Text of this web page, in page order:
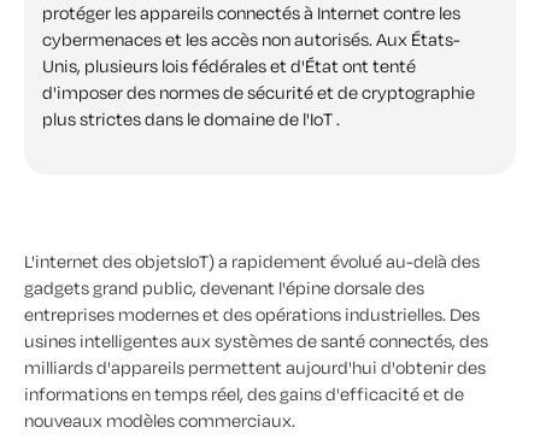
protéger les appareils connectés à Internet contre les
cybermenaces et les accès non autorisés. Aux États-
Unis, plusieurs lois fédérales et d'État ont tenté
d'imposer des normes de sécurité et de cryptographie
plus strictes dans le domaine de l'IoT .
L'internet des objetsIoT) a rapidement évolué au-delà des
gadgets grand public, devenant l'épine dorsale des
entreprises modernes et des opérations industrielles. Des
usines intelligentes aux systèmes de santé connectés, des
milliards d'appareils permettent aujourd'hui d'obtenir des
informations en temps réel, des gains d'efficacité et de
nouveaux modèles commerciaux.